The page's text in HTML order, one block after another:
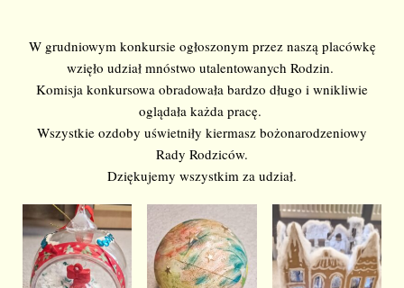
W grudniowym konkursie ogłoszonym przez naszą placówkę
wzięło udział mnóstwo utalentowanych Rodzin.
Komisja konkursowa obradowała bardzo długo i wnikliwie
oglądała każda pracę.
Wszystkie ozdoby uświetniły kiermasz bożonarodzeniowy
Rady Rodziców.
Dziękujemy wszystkim za udział.